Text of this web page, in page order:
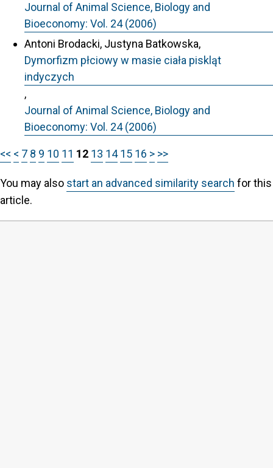
Journal of Animal Science, Biology and
Bioeconomy: Vol. 24 (2006)
Antoni Brodacki, Justyna Batkowska,
Dymorfizm płciowy w masie ciała piskląt
indyczych
,
Journal of Animal Science, Biology and
Bioeconomy: Vol. 24 (2006)
<< < 7 8 9 10 11 12 13 14 15 16 > >>
You may also start an advanced similarity search for this
article.